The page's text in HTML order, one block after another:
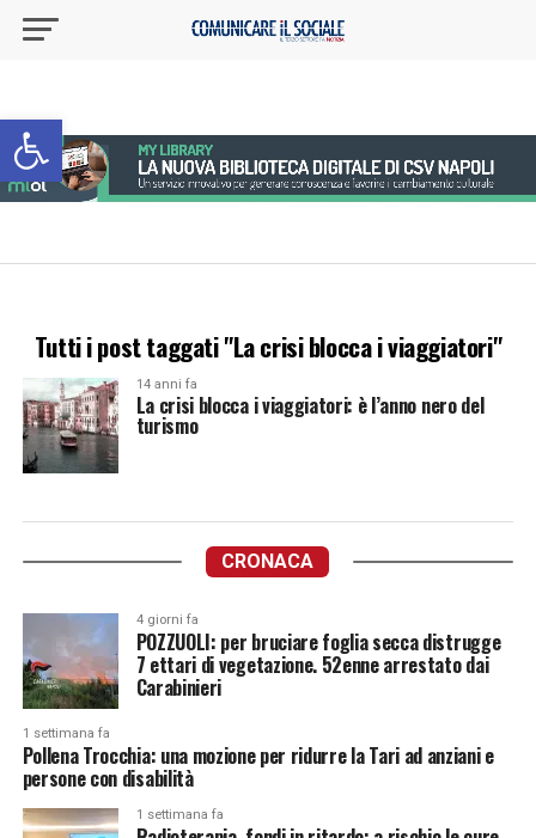
Apri la barra degli strumenti
Tutti i post taggati "La crisi blocca i viaggiatori"
14 anni fa
La crisi blocca i viaggiatori: è l’anno nero del
turismo
CRONACA
4 giorni fa
POZZUOLI: per bruciare foglia secca distrugge
7 ettari di vegetazione. 52enne arrestato dai
Carabinieri
1 settimana fa
Pollena Trocchia: una mozione per ridurre la Tari ad anziani e
persone con disabilità
1 settimana fa